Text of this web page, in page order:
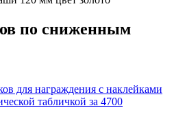
по сниженным
для награждения с наклейками
табличкой за 4700